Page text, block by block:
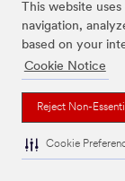
This website
navigation,
based on your
Cookie Notice
Reject Non-
Cookie